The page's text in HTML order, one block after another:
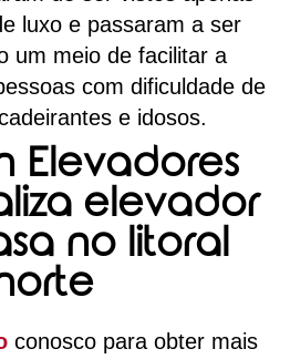
luxo e passaram a ser
um meio de facilitar a
com dificuldade de
e idosos.
Elevadores
elevador
no litoral
conosco para obter mais